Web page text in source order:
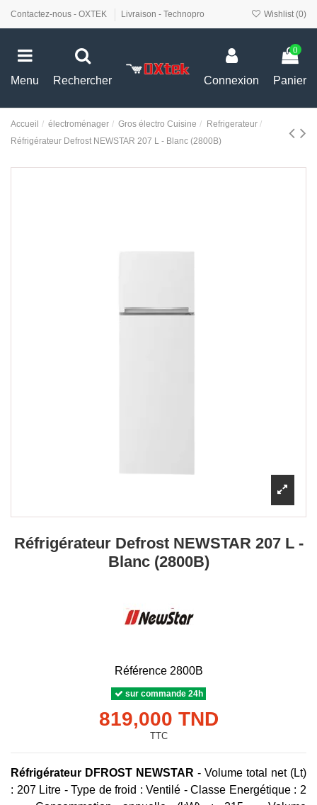
Contactez-nous - OXTEK Livraison - Technopro Wishlist (0)
Menu Rechercher Connexion
0
Panier
Accueil électroménager Gros électro Cuisine
Refrigerateur
Réfrigérateur Defrost NEWSTAR 207 L - Blanc (2800B)
Réfrigérateur Defrost NEWSTAR 207 L -
Blanc (2800B)
Référence 2800B
sur commande 24h
819,000 TND
TTC
Réfrigérateur DFROST NEWSTAR - Volume total net (Lt)
: 207 Litre - Type de froid : Ventilé - Classe Energétique : 2